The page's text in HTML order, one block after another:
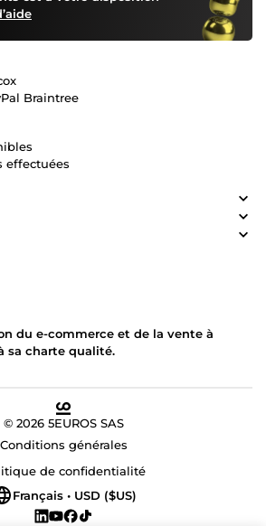
Braintree
effectuées
du e-commerce et de la vente à
sa charte qualité.
© 2026 5EUROS SAS
Conditions générales
de confidentialité
Français • USD ($US)